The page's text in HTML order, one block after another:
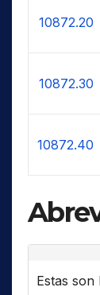
10872.20
10872.30
10872.40
Estas